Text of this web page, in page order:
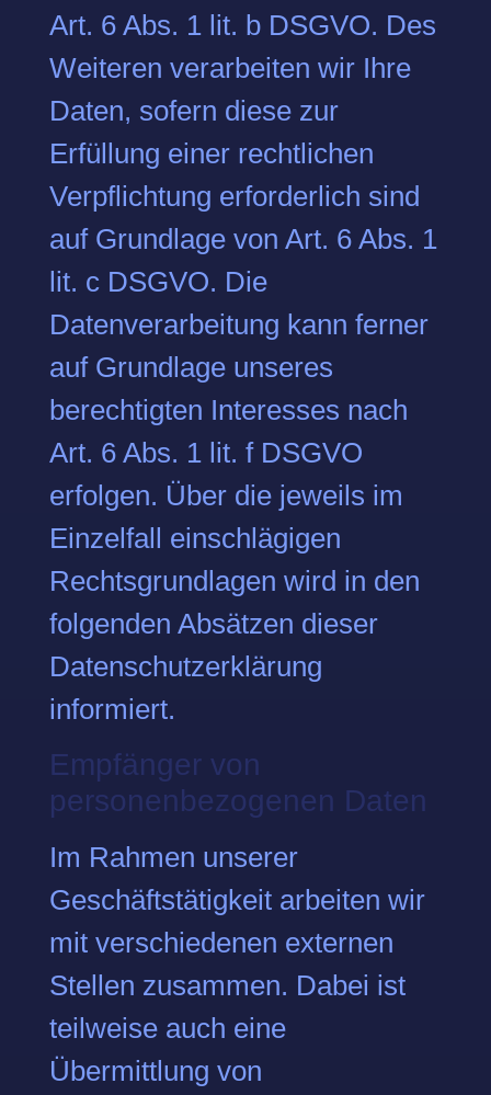
Art. 6 Abs. 1 lit. b DSGVO. Des
Weiteren verarbeiten wir Ihre
Daten, sofern diese zur
Erfüllung einer rechtlichen
Verpflichtung erforderlich sind
auf Grundlage von Art. 6 Abs. 1
lit. c DSGVO. Die
Datenverarbeitung kann ferner
auf Grundlage unseres
berechtigten Interesses nach
Art. 6 Abs. 1 lit. f DSGVO
erfolgen. Über die jeweils im
Einzelfall einschlägigen
Rechtsgrundlagen wird in den
folgenden Absätzen dieser
Datenschutzerklärung
informiert.
Empfänger von
personenbezogenen Daten
Im Rahmen unserer
Geschäftstätigkeit arbeiten wir
mit verschiedenen externen
Stellen zusammen. Dabei ist
teilweise auch eine
Übermittlung von